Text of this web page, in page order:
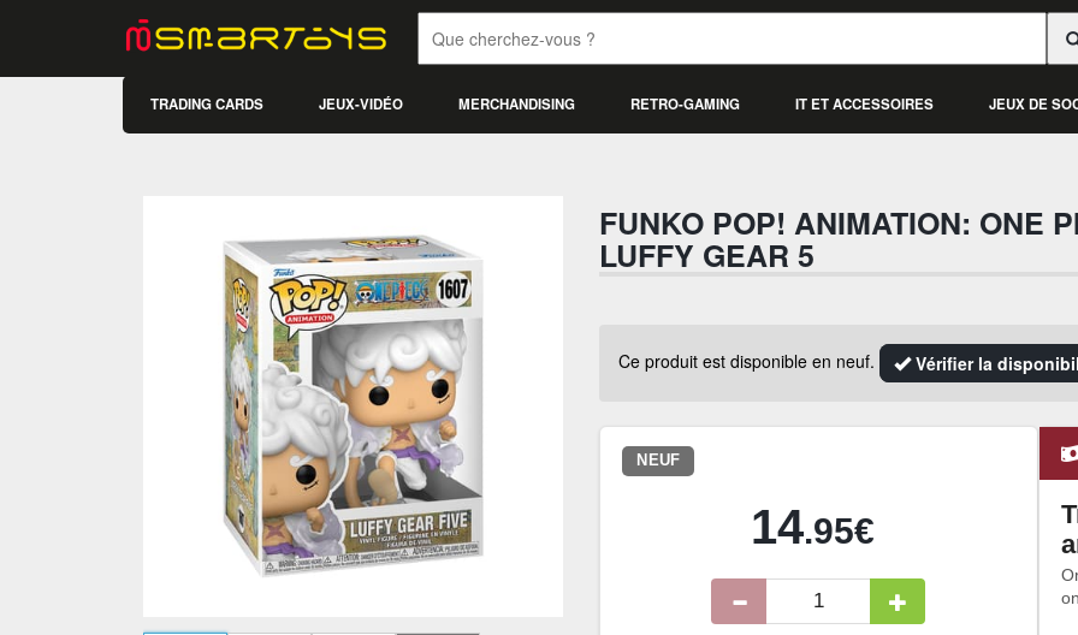
TRADING CARDS JEUX-VIDÉO MERCHANDISING RETRO-GAMING IT ET ACCESSOIRES JEUX DE
FUNKO POP! ANIMATION: ONE
LUFFY GEAR 5
Ce produit est disponible en neuf. Vérifier la
NEUF
14.95€